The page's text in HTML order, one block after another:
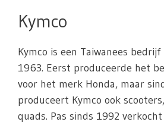
Kymco
Kymco is een Taiwanees
1963. Eerst produceerde het
voor het merk Honda, maar
produceert Kymco ook
quads. Pas sinds 1992 verkocht